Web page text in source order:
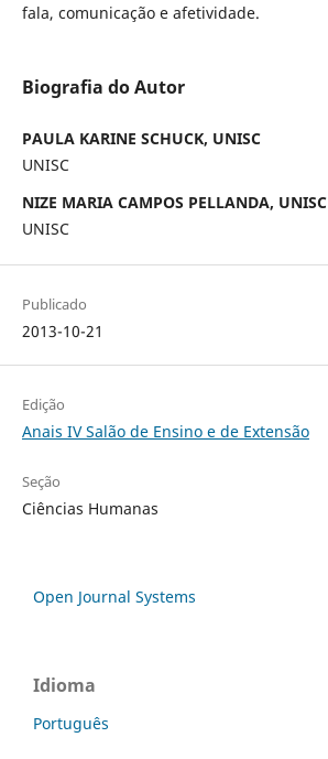
fala, comunicação e afetividade.
Biografia do Autor
PAULA KARINE SCHUCK, UNISC
UNISC
NIZE MARIA CAMPOS PELLANDA, UNISC
UNISC
Publicado
2013-10-21
Edição
Anais IV Salão de Ensino e de Extensão
Seção
Ciências Humanas
Open Journal Systems
Idioma
Português